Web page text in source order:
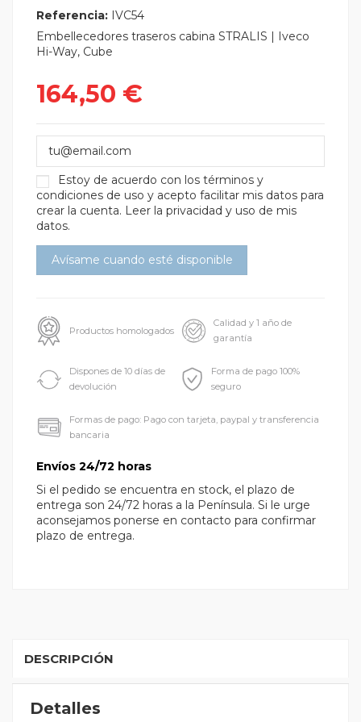
Referencia: IVC54
Embellecedores traseros cabina STRALIS | Iveco
Hi-Way, Cube
164,50 €
Estoy de acuerdo con los términos y
condiciones de uso y acepto facilitar mis datos para
crear la cuenta. Leer la privacidad y uso de mis
datos.
Productos homologados
Calidad y 1 año de
garantía
Dispones de 10 días de
devolución
Forma de pago 100%
seguro
Formas de pago: Pago con tarjeta, paypal y transferencia
bancaria
Envíos 24/72 horas
Si el pedido se encuentra en stock, el plazo de
entrega son 24/72 horas a la Península. Si le urge
aconsejamos ponerse en contacto para confirmar
plazo de entrega.
DESCRIPCIÓN
Detalles